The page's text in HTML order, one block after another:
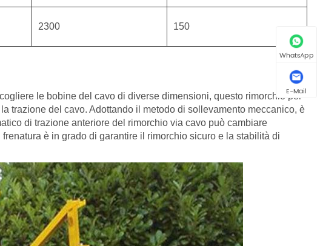
2300 150
le bobine del cavo di diverse dimensioni, questo rimorchio per
trazione del cavo. Adottando il metodo di sollevamento meccanico, è
di trazione anteriore del rimorchio via cavo può cambiare
è in grado di garantire il rimorchio sicuro e la stabilità di
WhatsApp
E-Mail